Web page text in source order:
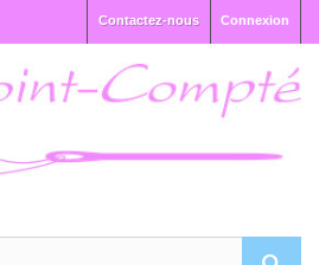
Connexion
Contactez-nous